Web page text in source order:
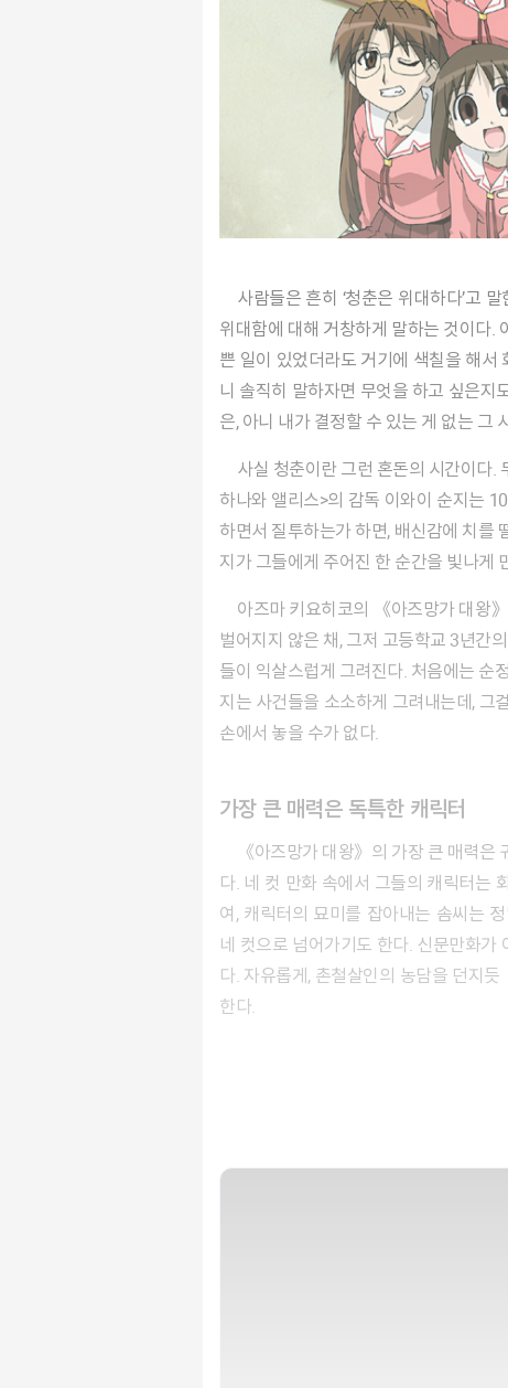
사람들은 흔히 ‘청춘은 위대하다’고 말한다. 그런데 가만히 보면, 그렇게 말하는 사람의 대부분은 어른이다. 이미 청춘을 흘려보낸 사람들이 청춘의
위대함에 대해 거창하게 말하는 것이다.
쁜 일이 있었더라도 거기에 색칠을 해
니 솔직히 말하자면 무엇을 하고 싶은지
은, 아니 내가 결정할 수 있는 게 없는 그
사실 청춘이란 그런 혼돈의 시간이다. 무엇인지 알 수 없기 때문에 아름답고, 모든 것이 한순간에 바뀌어버릴 수 있기 때문에 더욱 매혹적인 시간…. <
하나와 앨리스>의 감독 이와이 순지는
하면서 질투하는가 하면, 배신감에 치를
지가 그들에게 주어진 한 순간을 빛나게
아즈마 키요히코의 《아즈망가 대왕》을 보면서도 그런 생각을 했다. 《아즈망가 대왕》은 여고생들의 사소한 일상을 그리고 있다. 별다른 사건이
벌어지지 않은 채, 그저 고등학교 3년간
들이 익살스럽게 그려진다. 처음에는 순
지는 사건들을 소소하게 그려내는데, 그
손에서 놓을 수가 없다.
가장 큰 매력은 독특한 캐릭터
《아즈망가 대왕》의 가장 큰 매력은 귀엽고 일상적이면서도 기상천외한 캐릭터
다. 네 컷 만화 속에서 그들의 캐릭터는
여, 캐릭터의 묘미를 잡아내는 솜씨는
네 컷으로 넘어가기도 한다. 신문만화가
다. 자유롭게, 촌철살인의 농담을 던지
한다.